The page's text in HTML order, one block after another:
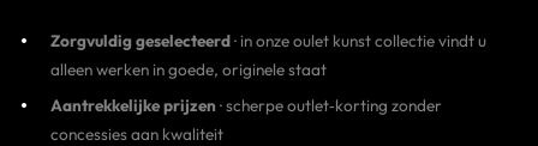
Zorgvuldig geselecteerd· in onze oulet kunst collectie vindt u
alleen werken in goede, originele staat
Aantrekkelijke prijzen · scherpe outlet‑korting zonder
concessies aan kwaliteit